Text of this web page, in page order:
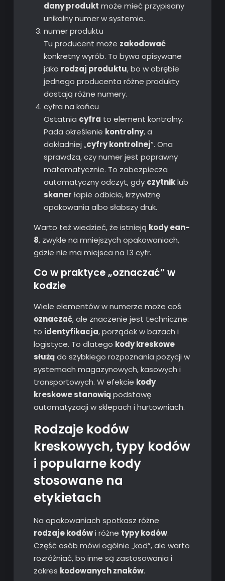
dany produkt może mieć przypisany
unikalny numer w systemie.
numer produktu
Tu producent może zakodować
konkretny wyrób. To bywa opisywane
jako rodzaj produktu, bo w obrębie
jednego producenta różne produkty
dostają różne numery.
cyfra na końcu
Ostatnia cyfra to element kontrolny.
Pada określenie kontrolny, a
dokładniej „cyfry kontrolnej”. Ona
sprawdza, czy numer jest poprawny
matematycznie. To zabezpiecza
automatyczny odczyt, gdy czytniklub
skaner łapie odbicie, krzywiznę
opakowania albo słabszy druk.
Warto też wiedzieć, że istnieją kody ean-
8, zwykle na mniejszych opakowaniach,
gdzie nie ma miejsca na 13 cyfr.
Co w praktyce „oznaczać” w
kodzie
Wiele elementów w numerze może coś
oznaczać, ale znaczenie jest techniczne:
to identyfikacja, porządek w bazach i
logistyce. To dlatego kody kreskowe
służądo szybkiego rozpoznania pozycji w
systemach magazynowych, kasowych i
transportowych. W efekcie kody
kreskowe stanowiąpodstawę
automatyzacji w sklepach i hurtowniach.
Rodzaje kodów
kreskowych, typy kodów
i popularne kody
stosowane na
etykietach
Na opakowaniach spotkasz różne
rodzaje kodówi różne typy kodów.
Część osób mówi ogólnie „kod”, ale warto
rozróżniać, bo inne są zastosowania i
zakres kodowanych znaków.